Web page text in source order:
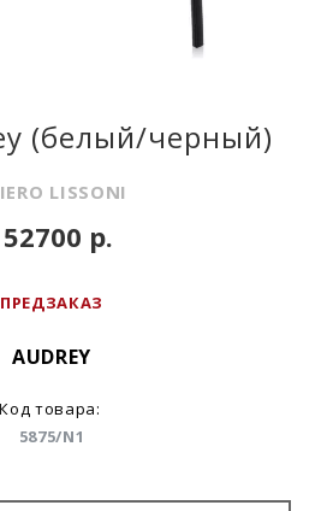
(белый/черный)
LISSONI
ПРЕДЗАКАЗ
AUDREY
Код товара:
5875/N1
52700 р.